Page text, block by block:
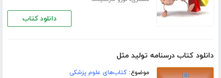
دانلود کتاب
دانلود کتاب درسنامه تولید مثل
موضوع:کتاب‌های علوم پزشکی